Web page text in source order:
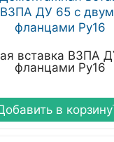
вставка ВЗПА
фланцами Ру16
в корзину